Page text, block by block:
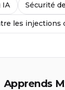
IA Sécurité
les injections
Apprends